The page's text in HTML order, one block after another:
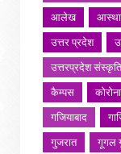
आलेख
आस्था
उत्तर प्रदेश
उत्तरप्रदेश संस्कृति
कैम्पस
गजियाबाद
गुजरात
गूगल